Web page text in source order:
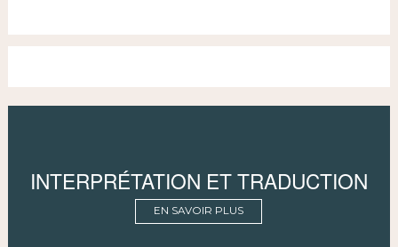
INTERPRÉTATION ET TRADUCTION
EN SAVOIR PLUS